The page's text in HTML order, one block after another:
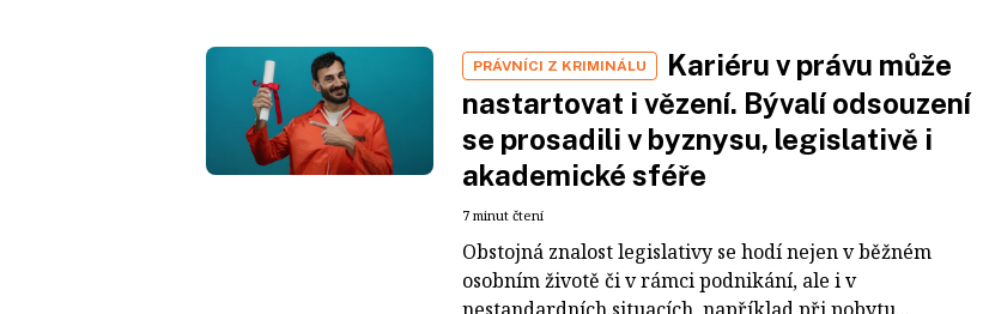
PRÁVNÍCI Z KRIMINÁLU
Kariéru v právu může
nastartovat i vězení. Bývalí odsouzení
se prosadili v byznysu, legislativě i
akademické sféře
7 minut čtení
Obstojná znalost legislativy se hodí nejen v běžném
osobním životě či v rámci podnikání, ale i v